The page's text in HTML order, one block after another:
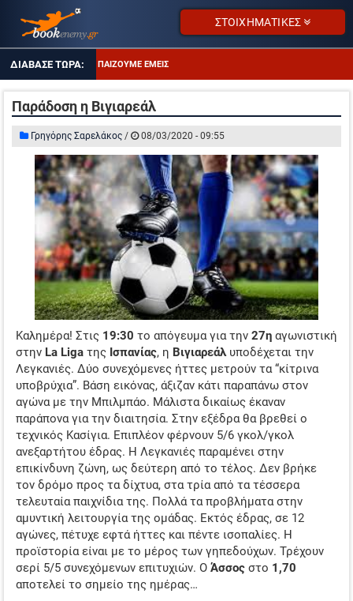
ΣΤΟΙΧΗΜΑΤΙΚΕΣ
ΤΙ ΠΑΙΖΟΥΜΕ ΕΜΕΙΣ
ΑΠΟΔΌΣΕΙΣ ΣΕ ΠΤΏΣΗ
ΤΖΊΡΟΙ ΣΤΟΙΧΉΜΑΤΟΣ
ΠΡΟΤΕΙΝΌΜΕΝΑ SITES
ΠΡΌΓΡΑΜΜΑ TV
ΕΝΔΙΑΦΕΡΟΝ ΣΤΗ ΝΟΤΙΑ ΑΜΕΡΙΚΗ
ΤΙ ΠΑΙΖΟΥΜΕ ΕΜΕΙΣ
ΑΠΟΔΌΣΕΙΣ ΣΕ ΠΤΏΣΗ
ΕΠΙΜΕΝΩ ΣΤΑ OVER 2.5
ΤΖΊΡΟΙ ΣΤΟΙΧΉΜΑΤΟΣ
ΠΡΟΤΕΙΝΌΜΕΝΑ SITES
ΠΡΌΓΡΑΜΜΑ TV
ΕΝΔΙΑΦΕΡΟΝ ΣΤΗ ΝΟΤΙΑ ΑΜΕΡΙΚΗ
Παράδοση η Βιγιαρεάλ
Γρηγόρης Σαρελάκος / 08/03/2020 - 09:55
Καλημέρα! Στις 19:30 το απόγευμα για την 27η αγωνιστική
στην La Liga της Ισπανίας, η Βιγιαρεάλυποδέχεται την
Λεγκανιές. Δύο συνεχόμενες ήττες μετρούν τα “κίτρινα
υποβρύχια”. Βάση εικόνας, άξιζαν κάτι παραπάνω στον
αγώνα με την Μπιλμπάο. Μάλιστα δικαίως έκαναν
παράπονα για την διαιτησία. Στην εξέδρα θα βρεθεί ο
τεχνικός Κασίγια. Επιπλέον φέρνουν 5/6 γκολ/γκολ
ανεξαρτήτου έδρας. Η Λεγκανιές παραμένει στην
επικίνδυνη ζώνη, ως δεύτερη από το τέλος. Δεν βρήκε
τον δρόμο προς τα δίχτυα, στα τρία από τα τέσσερα
τελευταία παιχνίδια της. Πολλά τα προβλήματα στην
αμυντική λειτουργία της ομάδας. Εκτός έδρας, σε 12
αγώνες, πέτυχε εφτά ήττες και πέντε ισοπαλίες. Η
προϊστορία είναι με το μέρος των γηπεδούχων. Τρέχουν
σερί 5/5 συνεχόμενων επιτυχιών. Ο Άσσος στο 1,70
αποτελεί το σημείο της ημέρας…